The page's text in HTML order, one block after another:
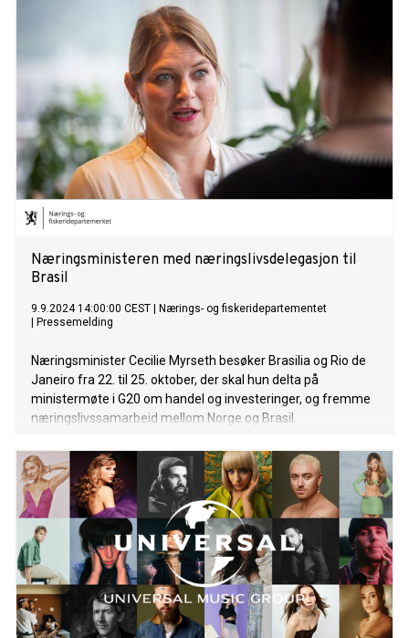
Næringsministeren med næringslivsdelegasjon til
Brasil
9.9.2024 14:00:00 CEST
Nærings- og fiskeridepartementet
Pressemelding
Næringsminister Cecilie Myrseth besøker Brasilia og Rio de
Janeiro fra 22. til 25. oktober, der skal hun delta på
ministermøte i G20 om handel og investeringer, og fremme
næringslivssamarbeid mellom Norge og Brasil.